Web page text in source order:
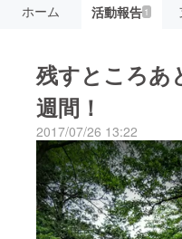
ホーム 活動報告1
残すところあ
週間！
2017/07/26 13:22